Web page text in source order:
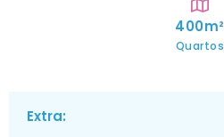
400m²
Quartos
Extra: